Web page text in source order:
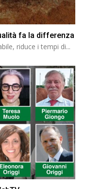
fa la differenza
riduce i tempi di...